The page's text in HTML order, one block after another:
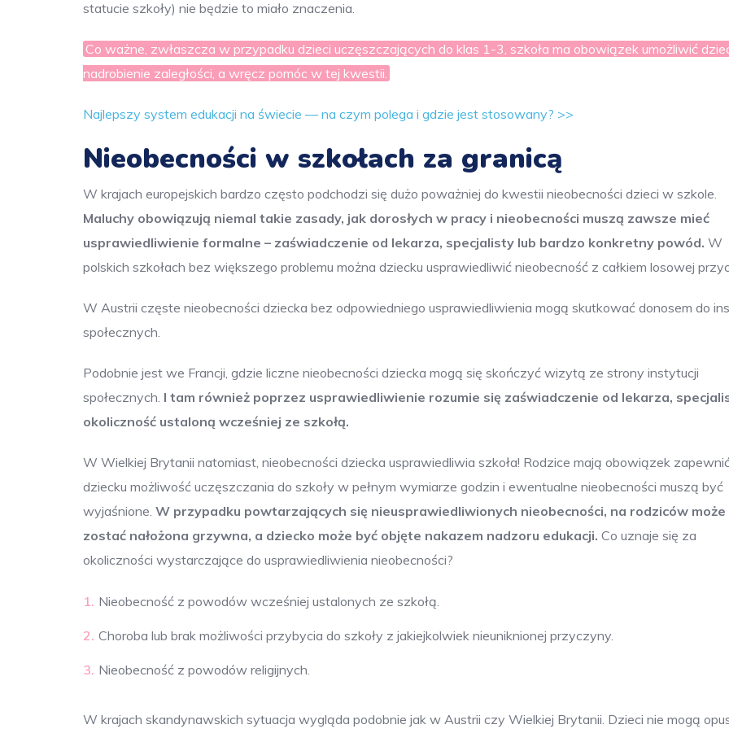
statucie szkoły) nie będzie to miało znaczenia.
Co ważne, zwłaszcza w przypadku dzieci uczęszczających do klas 1-3, szkoła ma obowiązek umożliwić
nadrobienie zaległości, a wręcz pomóc w tej kwestii.
Najlepszy system edukacji na świecie — na czym polega i gdzie jest stosowany? >>
Nieobecności w szkołach za granicą
W krajach europejskich bardzo często podchodzi się dużo poważniej do kwestii nieobecności dzieci w szkole.
Maluchy obowiązują niemal takie zasady, jak dorosłych w pracy i nieobecności muszą zawsze mieć
usprawiedliwienie formalne – zaświadczenie od lekarza, specjalisty lub bardzo konkretny powód. W
polskich szkołach bez większego problemu można dziecku usprawiedliwić nieobecność z całkiem losowej
W Austrii częste nieobecności dziecka bez odpowiedniego usprawiedliwienia mogą skutkować donosem do
społecznych.
Podobnie jest we Francji, gdzie liczne nieobecności dziecka mogą się skończyć wizytą ze strony instytucji
społecznych. I tam również poprzez usprawiedliwienie rozumie się zaświadczenie od lekarza,
okoliczność ustaloną wcześniej ze szkołą.
W Wielkiej Brytanii natomiast, nieobecności dziecka usprawiedliwia szkoła! Rodzice mają obowiązek
dziecku możliwość uczęszczania do szkoły w pełnym wymiarze godzin i ewentualne nieobecności muszą być
wyjaśnione. W przypadku powtarzających się nieusprawiedliwionych nieobecności, na rodziców może
zostać nałożona grzywna, a dziecko może być objęte nakazem nadzoru edukacji. Co uznaje się za
okoliczności wystarczające do usprawiedliwienia nieobecności?
Nieobecność z powodów wcześniej ustalonych ze szkołą.
Choroba lub brak możliwości przybycia do szkoły z jakiejkolwiek nieuniknionej przyczyny.
Nieobecność z powodów religijnych.
W krajach skandynawskich sytuacja wygląda podobnie jak w Austrii czy Wielkiej Brytanii. Dzieci nie mogą